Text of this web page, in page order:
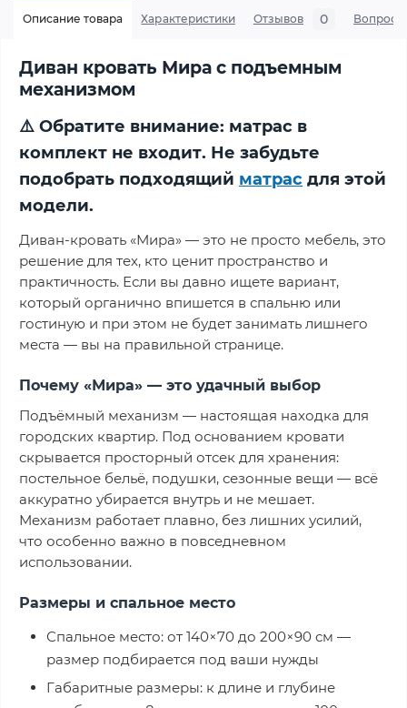
Описание товара Характеристики Отзывов 0 Вопросы
Диван кровать Мира с подъемным
механизмом
⚠️ Обратите внимание: матрас в
комплект не входит. Не забудьте
подобрать подходящий матрас для этой
модели.
Диван-кровать «Мира» — это не просто мебель, это
решение для тех, кто ценит пространство и
практичность. Если вы давно ищете вариант,
который органично впишется в спальню или
гостиную и при этом не будет занимать лишнего
места — вы на правильной странице.
Почему «Мира» — это удачный выбор
Подъёмный механизм — настоящая находка для
городских квартир. Под основанием кровати
скрывается просторный отсек для хранения:
постельное бельё, подушки, сезонные вещи — всё
аккуратно убирается внутрь и не мешает.
Механизм работает плавно, без лишних усилий,
что особенно важно в повседневном
использовании.
Размеры и спальное место
Спальное место: от 140×70 до 200×90 см —
размер подбирается под ваши нужды
Габаритные размеры: к длине и глубине